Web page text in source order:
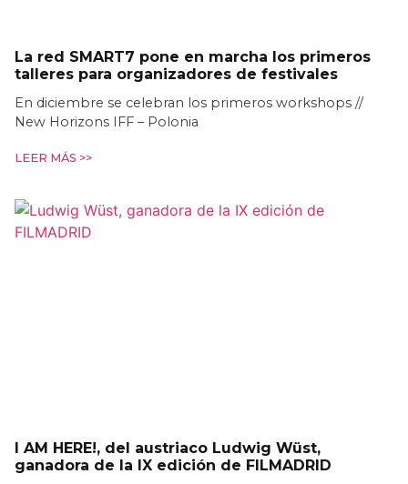
La red SMART7 pone en marcha los primeros
talleres para organizadores de festivales
En diciembre se celebran los primeros workshops //
New Horizons IFF – Polonia
LEER MÁS >>
I AM HERE!, del austriaco Ludwig Wüst,
ganadora de la IX edición de FILMADRID